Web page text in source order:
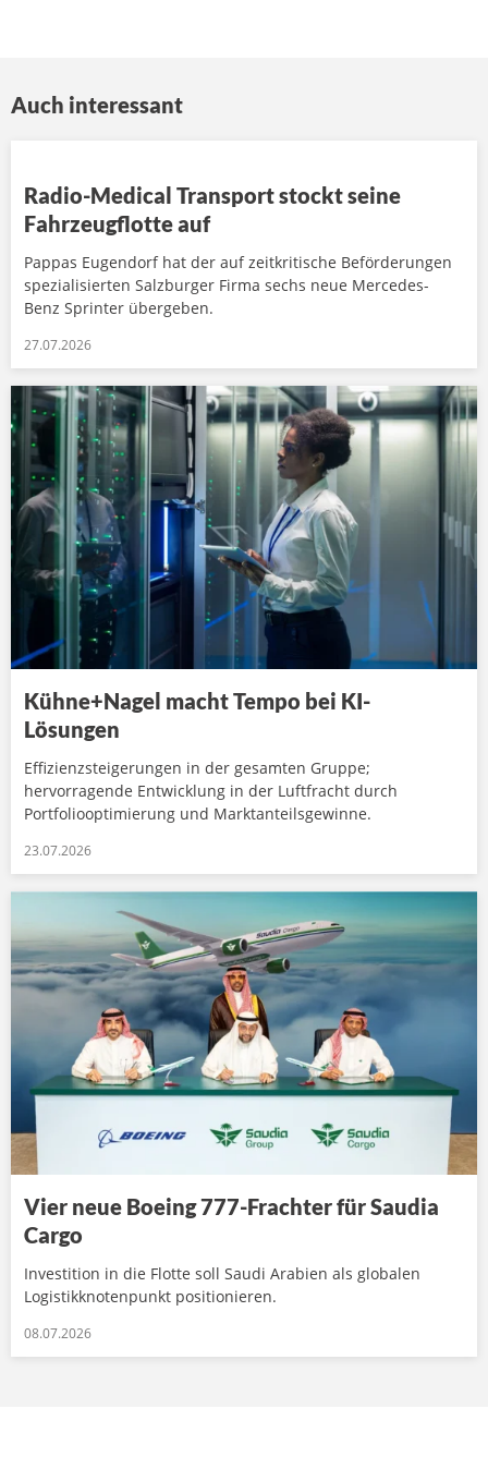
Auch interessant
Radio-Medical Transport stockt seine
Fahrzeugflotte auf
Pappas Eugendorf hat der auf zeitkritische Beförderungen
spezialisierten Salzburger Firma sechs neue Mercedes-
Benz Sprinter übergeben.
27.07.2026
Kühne+Nagel macht Tempo bei KI-
Lösungen
Effizienzsteigerungen in der gesamten Gruppe;
hervorragende Entwicklung in der Luftfracht durch
Portfoliooptimierung und Marktanteilsgewinne.
23.07.2026
Vier neue Boeing 777-Frachter für Saudia
Cargo
Investition in die Flotte soll Saudi Arabien als globalen
Logistikknotenpunkt positionieren.
08.07.2026